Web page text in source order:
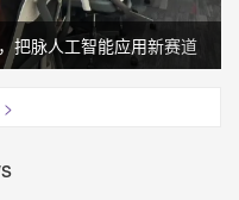
把脉人工智能应用新赛道